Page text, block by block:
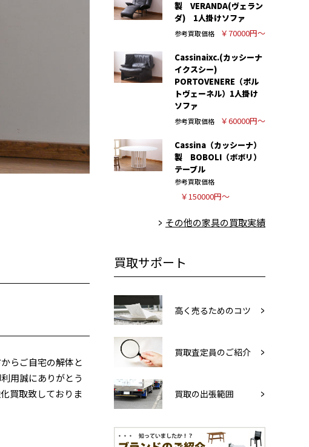
らご自宅の解体と
用誠にありがとう
買取致しておりま
製 VERANDA(ヴェラン
ダ) 1人掛けソファ
参考買取価格 ￥70000円～
Cassinaixc.(カッシーナ
イクスシー)
PORTOVENERE（ポル
トヴェーネル）1人掛け
ソファ
参考買取価格 ￥60000円～
Cassina（カッシーナ）
製 BOBOLI（ボボリ）
テーブル
参考買取価格
￥150000円～
その他の家具の買取実績
買取サポート
高く売るためのコツ
買取査定員のご紹介
買取の出張範囲